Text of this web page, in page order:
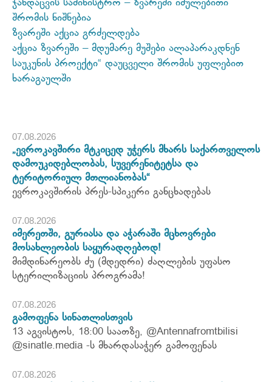
ჯანდაცვის სამინისტრო – ზვარეში იძულებითი
შრომის ნიშნებია
ზვარეში აქცია გრძელდება
აქცია ზვარეში – მდუმარე მუშები ალაპარაკდნენ
საუკუნის პროექტი“ დაუცველი შრომის უფლებით
ხარაგაულში
07.08.2026
„ევროკავშირი მტკიცედ უჭერს მხარს საქართველოს
დამოუკიდებლობას, სუვერენიტეტსა და
ტერიტორიულ მთლიანობას“
ევროკავშირის პრეს-სპიკერი განცხადებას
07.08.2026
იმერეთში, გურიასა და აჭარაში მცხოვრები
მოსახლეობის საყურადღებოდ!
მიმდინარეობს ძუ (მდედრი) ძაღლების უფასო
სტერილიზაციის პროგრამა!
07.08.2026
გამოფენა სინათლისთვის
13 აგვისტოს, 18:00 საათზე, @Antennafromtbilisi
@sinatle.media -ს მხარდასაჭერ გამოფენას
07.08.2026